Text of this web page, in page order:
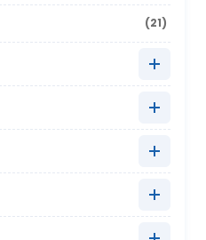
(21)
(9)
(27)
(10)
(8)
(20)
(5)
(11)